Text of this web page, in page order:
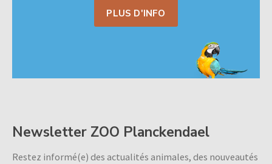
PLUS D'INFO
Newsletter ZOO Planckendael
Restez informé(e) des actualités animales, des nouveautés